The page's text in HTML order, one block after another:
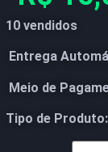
10 vendidos
Entrega
Meio de
Tipo de Produto: